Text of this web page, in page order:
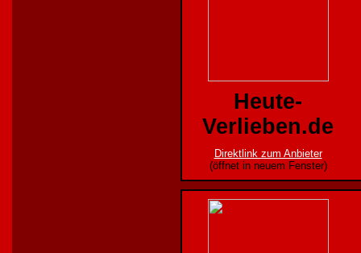
Heute-
Verlieben.de
Direktlink zum Anbieter
(öffnet in neuem Fenster)